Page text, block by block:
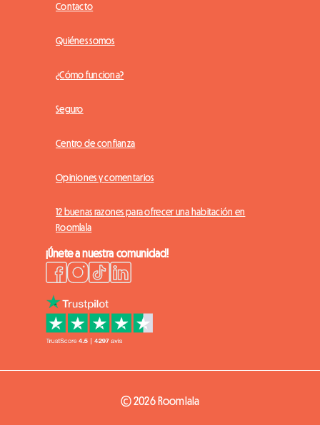
Contacto
Quiénes somos
¿Cómo funciona?
Seguro
Centro de confianza
Opiniones y comentarios
12 buenas razones para ofrecer una habitación en
Roomlala
¡Únete a nuestra comunidad!
© 2026 Roomlala